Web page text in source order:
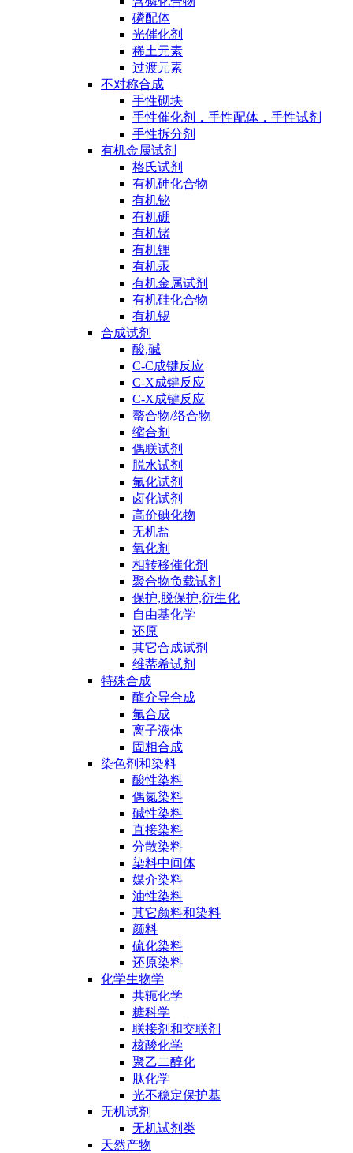
磷配体
光催化剂
稀土元素
过渡元素
不对称合成
手性砌块
手性催化剂，手性配体，手性试剂
手性拆分剂
有机金属试剂
格氏试剂
有机砷化合物
有机铋
有机硼
有机锗
有机锂
有机汞
有机金属试剂
有机硅化合物
有机锡
合成试剂
酸,碱
C-C成键反应
C-X成键反应
C-X成键反应
螯合物/络合物
缩合剂
偶联试剂
脱水试剂
氟化试剂
卤化试剂
高价碘化物
无机盐
氧化剂
相转移催化剂
聚合物负载试剂
保护,脱保护,衍生化
自由基化学
还原
其它合成试剂
维蒂希试剂
特殊合成
酶介导合成
氟合成
离子液体
固相合成
染色剂和染料
酸性染料
偶氮染料
碱性染料
直接染料
分散染料
染料中间体
媒介染料
油性染料
其它颜料和染料
颜料
硫化染料
还原染料
化学生物学
共轭化学
糖科学
联接剂和交联剂
核酸化学
聚乙二醇化
肽化学
光不稳定保护基
无机试剂
无机试剂类
天然产物